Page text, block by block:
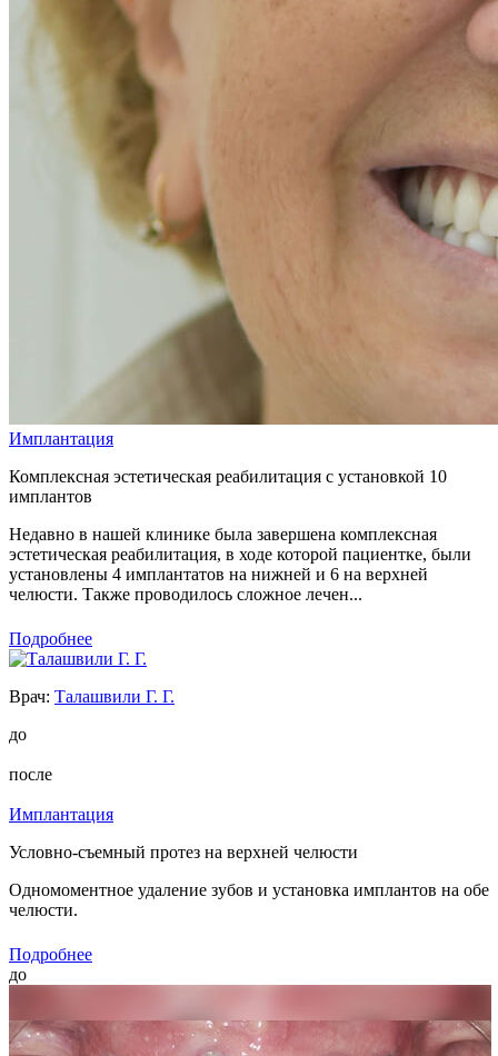
Имплантация
Комплексная эстетическая реабилитация с установкой 10
имплантов
Недавно в нашей клинике была завершена комплексная
эстетическая реабилитация, в ходе которой пациентке, были
установлены 4 имплантатов на нижней и 6 на верхней
челюсти. Также проводилось сложное лечен...
Подробнее
Врач: Талашвили Г. Г.
до
после
Имплантация
Условно-съемный протез на верхней челюсти
Одномоментное удаление зубов и установка имплантов на обе
челюсти.
Подробнее
до